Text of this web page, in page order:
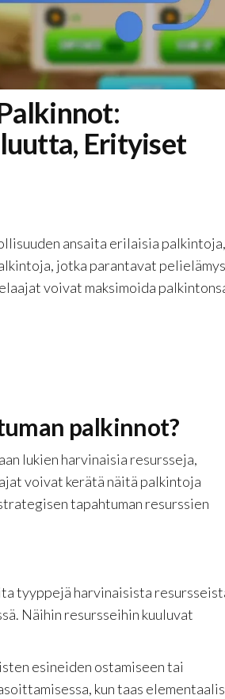
Erityiset
ansaita erilaisia palkintoja,
jotka parantavat
voivat maksimoida
palkinnot?
lukien harvinaisia resursseja,
voivat kerätä näitä palkintoja
tapahtuman resurssien
tyyppejä harvinaisista
Näihin resursseihin kuuluvat
esineiden ostamiseen tai
kun taas